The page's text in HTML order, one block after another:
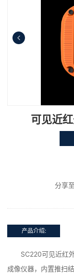
可见近
分享至
产品介绍:
SC220可见近红
成像仪器，内置推扫